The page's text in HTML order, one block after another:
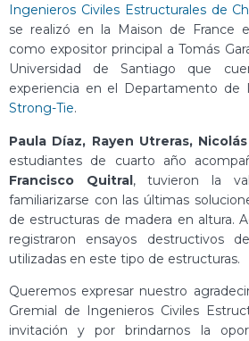
Ingenieros Civiles Estructurales de
se realizó en la Maison de France
como expositor principal a Tomás
Universidad de Santiago que
experiencia en el Departamento de
Strong-Tie.
Paula Díaz, Rayen Utreras,
estudiantes de cuarto año
Francisco Quitral, tuvieron la
familiarizarse con las últimas
de estructuras de madera en altura.
registraron ensayos destructivos
utilizadas en este tipo de estructuras.
Queremos expresar nuestro
Gremial de Ingenieros Civiles
invitación y por brindarnos la